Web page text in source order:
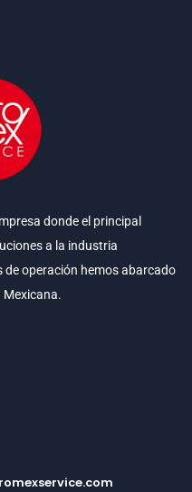
donde el principal
a la industria
de operación hemos abarcado
Mexicana.